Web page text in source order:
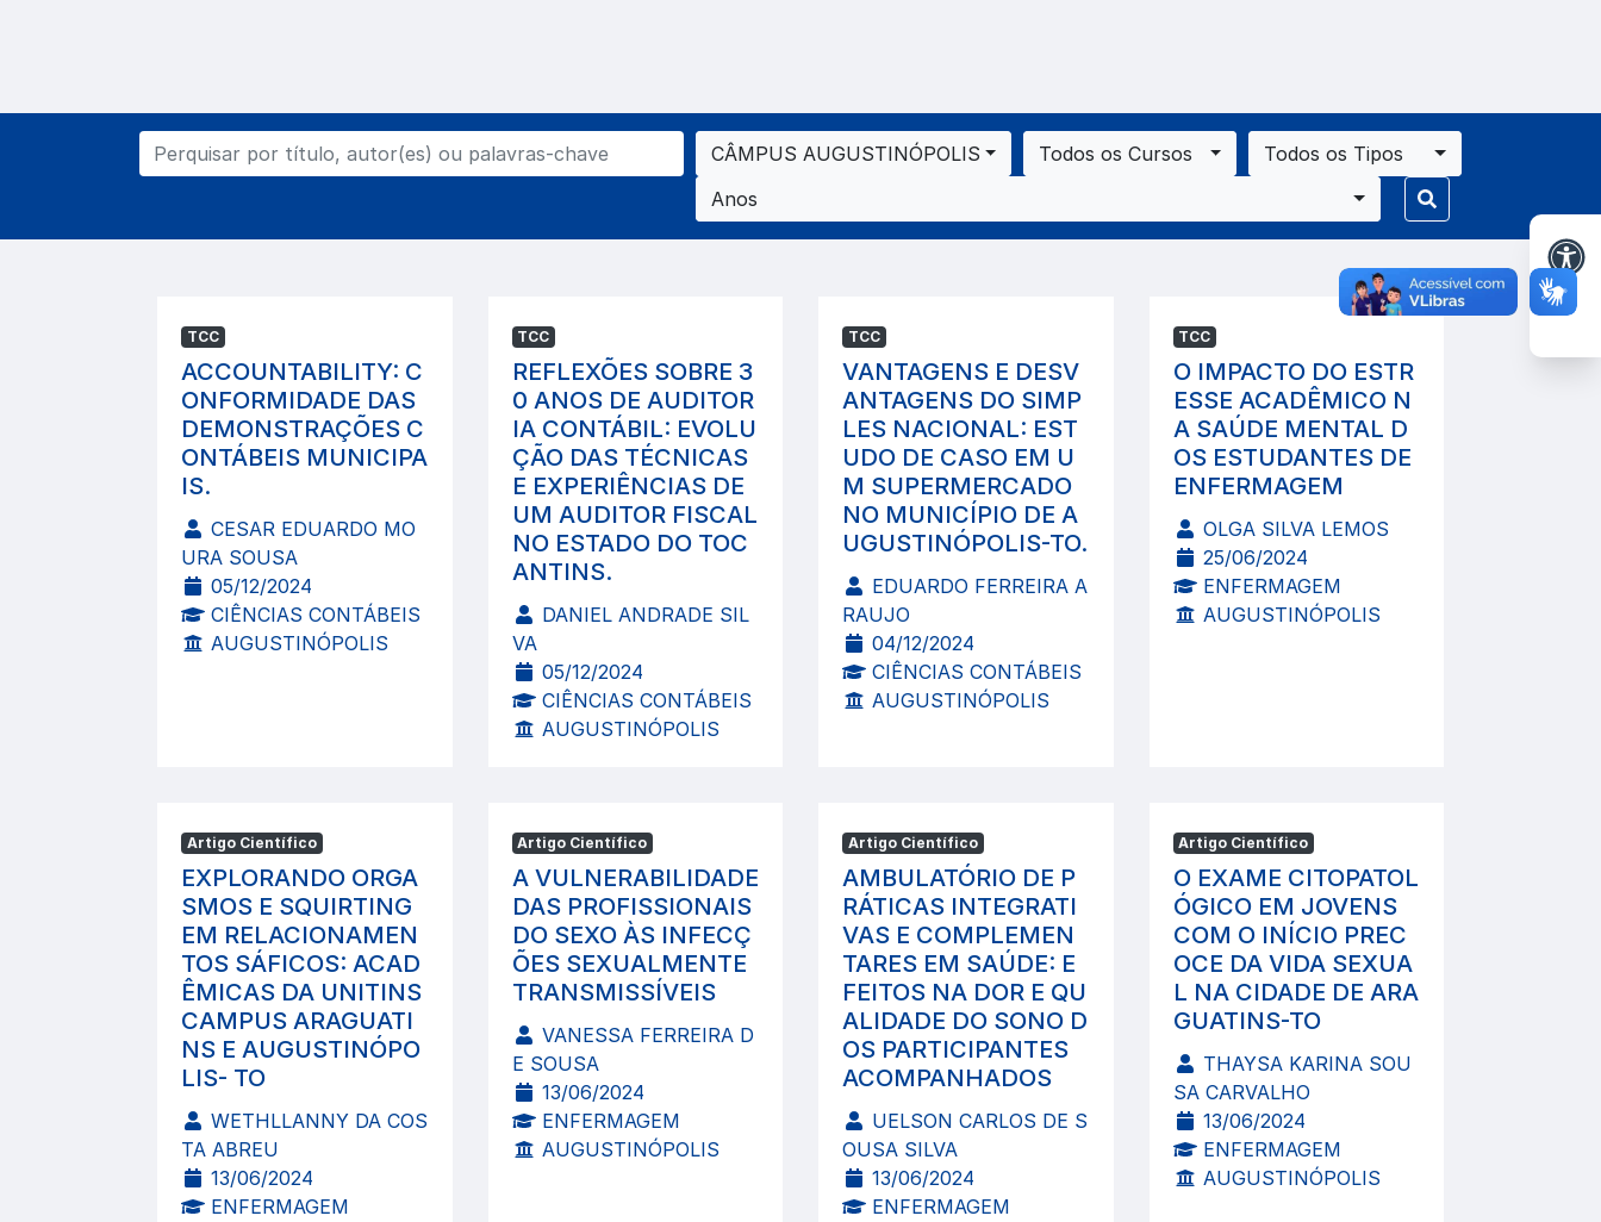
CÂMPUS AUGUSTINÓPOLIS Todos os Cursos
Todos os Tipos
Anos
TCC
ACCOUNTABILITY: C
ONFORMIDADE DAS
DEMONSTRAÇÕES C
ONTÁBEIS MUNICIPA
IS.
CESAR EDUARDO MO
URA SOUSA
05/12/2024
CIÊNCIAS CONTÁBEIS
AUGUSTINÓPOLIS
TCC
REFLEXÕES SOBRE 3
0 ANOS DE AUDITOR
IA CONTÁBIL: EVOLU
ÇÃO DAS TÉCNICAS
E EXPERIÊNCIAS DE
UM AUDITOR FISCAL
NO ESTADO DO TOC
ANTINS.
DANIEL ANDRADE SIL
VA
05/12/2024
CIÊNCIAS CONTÁBEIS
AUGUSTINÓPOLIS
TCC
VANTAGENS E DESV
ANTAGENS DO SIMP
LES NACIONAL: EST
UDO DE CASO EM U
M SUPERMERCADO
NO MUNICÍPIO DE A
UGUSTINÓPOLIS-TO.
EDUARDO FERREIRA A
RAUJO
04/12/2024
CIÊNCIAS CONTÁBEIS
AUGUSTINÓPOLIS
TCC
O IMPACTO DO ESTR
ESSE ACADÊMICO N
A SAÚDE MENTAL D
OS ESTUDANTES DE
ENFERMAGEM
OLGA SILVA LEMOS
25/06/2024
ENFERMAGEM
AUGUSTINÓPOLIS
Artigo Científico
EXPLORANDO ORGA
SMOS E SQUIRTING
EM RELACIONAMEN
TOS SÁFICOS: ACAD
ÊMICAS DA UNITINS
CAMPUS ARAGUATI
NS E AUGUSTINÓPO
LIS- TO
WETHLLANNY DA COS
TA ABREU
13/06/2024
ENFERMAGEM
Artigo Científico
A VULNERABILIDADE
DAS PROFISSIONAIS
DO SEXO ÀS INFECÇ
ÕES SEXUALMENTE
TRANSMISSÍVEIS
VANESSA FERREIRA D
E SOUSA
13/06/2024
ENFERMAGEM
AUGUSTINÓPOLIS
Artigo Científico
AMBULATÓRIO DE P
RÁTICAS INTEGRATI
VAS E COMPLEMEN
TARES EM SAÚDE: E
FEITOS NA DOR E QU
ALIDADE DO SONO D
OS PARTICIPANTES
ACOMPANHADOS
UELSON CARLOS DE S
OUSA SILVA
13/06/2024
ENFERMAGEM
Artigo Científico
O EXAME CITOPATOL
ÓGICO EM JOVENS
COM O INÍCIO PREC
OCE DA VIDA SEXUA
L NA CIDADE DE ARA
GUATINS-TO
THAYSA KARINA SOU
SA CARVALHO
13/06/2024
ENFERMAGEM
AUGUSTINÓPOLIS